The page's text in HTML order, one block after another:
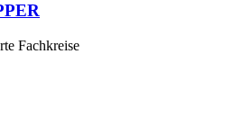
Fachkreise